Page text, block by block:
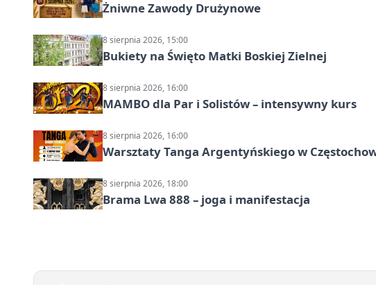
Żniwne Zawody Drużynowe
8 sierpnia 2026, 15:00
Bukiety na Święto Matki Boskiej Zielnej
8 sierpnia 2026, 16:00
MAMBO dla Par i Solistów – intensywny kurs
8 sierpnia 2026, 16:00
Warsztaty Tanga Argentyńskiego w
8 sierpnia 2026, 18:00
Brama Lwa 888 – joga i manifestacja